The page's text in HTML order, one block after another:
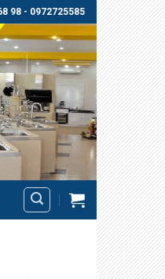
98 - 0972725585